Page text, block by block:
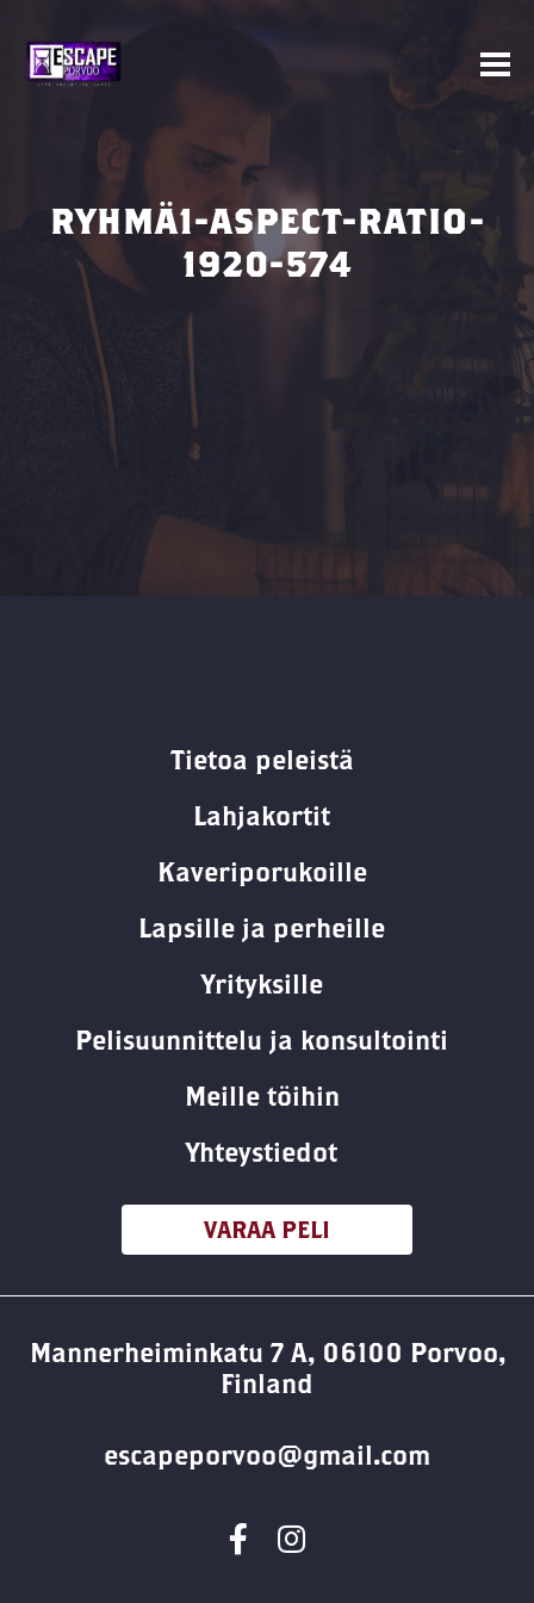
RYHMÄ1-ASPECT-RATIO-
1920-574
Tietoa peleistä
Lahjakortit
Kaveriporukoille
Lapsille ja perheille
Yrityksille
Pelisuunnittelu ja konsultointi
Meille töihin
Yhteystiedot
VARAA PELI
Mannerheiminkatu 7 A, 06100 Porvoo,
Finland
escapeporvoo@gmail.com